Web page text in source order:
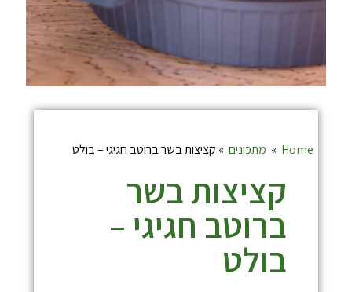
Home
» מתכונים » קציצות בשר ברוטב חגיגי – בולט
קציצות בשר
ברוטב חגיגי –
בולט